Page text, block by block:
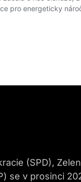
(SPD),
se v prosinci